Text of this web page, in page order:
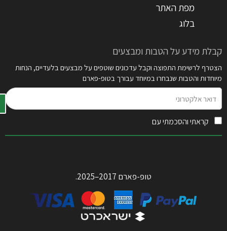
מפת האתר
בלוג
קבלת מידע על הטבות ומבצעים
הצטרף לרשימת התפוצה וקבל עדכונים שוטפים על מבצעים בלעדיים, הנחות
מיוחדות והטבות שנבחרו במיוחד עבורך בטופ-פארם
אלקטרוני
קראתי והסכמתי עם
טופ-פארם 2017–2025.